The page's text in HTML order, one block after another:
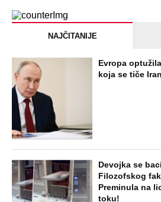
NAJČITANIJE
Evropa
koja se tiče
Devojka se
Filozofskog
Preminula na
toku!